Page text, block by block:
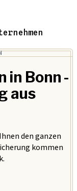
in Bonn -
aus
den ganzen
kommen